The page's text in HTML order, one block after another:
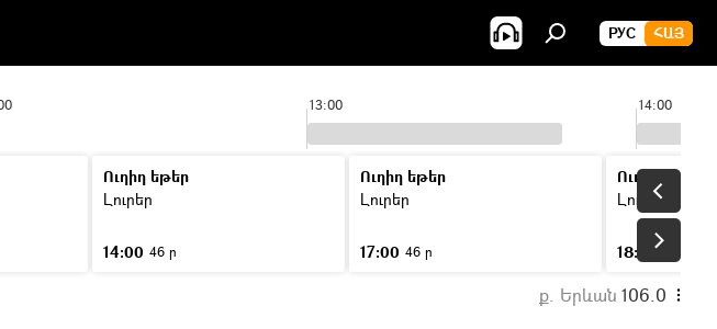
РУС ՀԱՅ
13:00 14:00
Ուղիղ եթեր
Լուրեր
14:00 46 ր
Ուղիղ եթեր
Լուրեր
17:00 46 ր
Ուղիղ եթեր
Լուրեր
18:00
ք. Երևան 106.0